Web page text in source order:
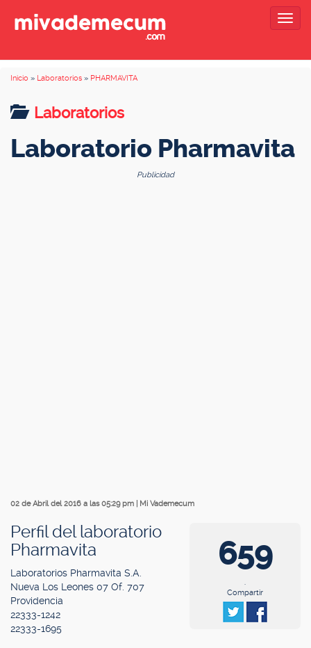
Inicio » Laboratorios » PHARMAVITA
Laboratorios
Laboratorio Pharmavita
Publicidad
02 de Abril del 2016 a las 05:29 pm Mi Vademecum
659
.
Compartir
Perfil del laboratorio
Pharmavita
Laboratorios Pharmavita S.A.
Nueva Los Leones 07 Of. 707
Providencia
22333-1242
22333-1695